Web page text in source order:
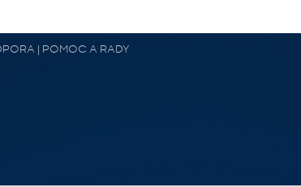
| POMOC A RADY